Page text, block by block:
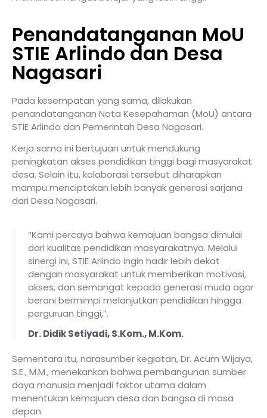
Penandatanganan MoU
STIE Arlindo dan Desa
Nagasari
Pada kesempatan yang sama, dilakukan
penandatanganan Nota Kesepahaman (MoU) antara
STIE Arlindo dan Pemerintah Desa Nagasari.
Kerja sama ini bertujuan untuk mendukung
peningkatan akses pendidikan tinggi bagi masyarakat
desa. Selain itu, kolaborasi tersebut diharapkan
mampu menciptakan lebih banyak generasi sarjana
dari Desa Nagasari.
“Kami percaya bahwa kemajuan bangsa dimulai
dari kualitas pendidikan masyarakatnya. Melalui
sinergi ini, STIE Arlindo ingin hadir lebih dekat
dengan masyarakat untuk memberikan motivasi,
akses, dan semangat kepada generasi muda agar
berani bermimpi melanjutkan pendidikan hingga
perguruan tinggi,”.
Dr. Didik Setiyadi, S.Kom., M.Kom.
Sementara itu, narasumber kegiatan,Dr. Acum Wijaya,
S.E., M.M., menekankan bahwa pembangunan sumber
daya manusia menjadi faktor utama dalam
menentukan kemajuan desa dan bangsa di masa
depan.